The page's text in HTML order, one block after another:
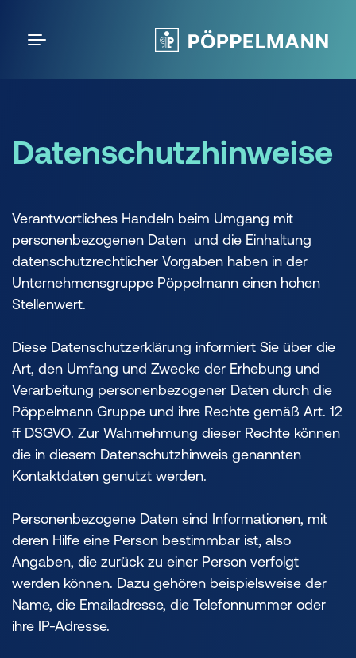
Datenschutzhinweise
Verantwortliches Handeln beim Umgang mit
personenbezogenen Daten und die Einhaltung
datenschutzrechtlicher Vorgaben haben in der
Unternehmensgruppe Pöppelmann einen hohen
Stellenwert.
Diese Datenschutzerklärung informiert Sie über die
Art, den Umfang und Zwecke der Erhebung und
Verarbeitung personenbezogener Daten durch die
Pöppelmann Gruppe und ihre Rechte gemäß Art. 12
ff DSGVO. Zur Wahrnehmung dieser Rechte können
die in diesem Datenschutzhinweis genannten
Kontaktdaten genutzt werden.
Personenbezogene Daten sind Informationen, mit
deren Hilfe eine Person bestimmbar ist, also
Angaben, die zurück zu einer Person verfolgt
werden können. Dazu gehören beispielsweise der
Name, die Emailadresse, die Telefonnummer oder
ihre IP-Adresse.